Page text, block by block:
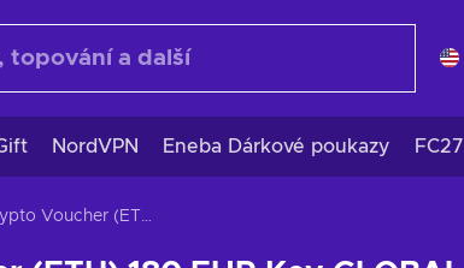
NordVPN Eneba Dárkové poukazy FC27
Crypto Voucher (ETH) 180 EUR Key GLOBAL